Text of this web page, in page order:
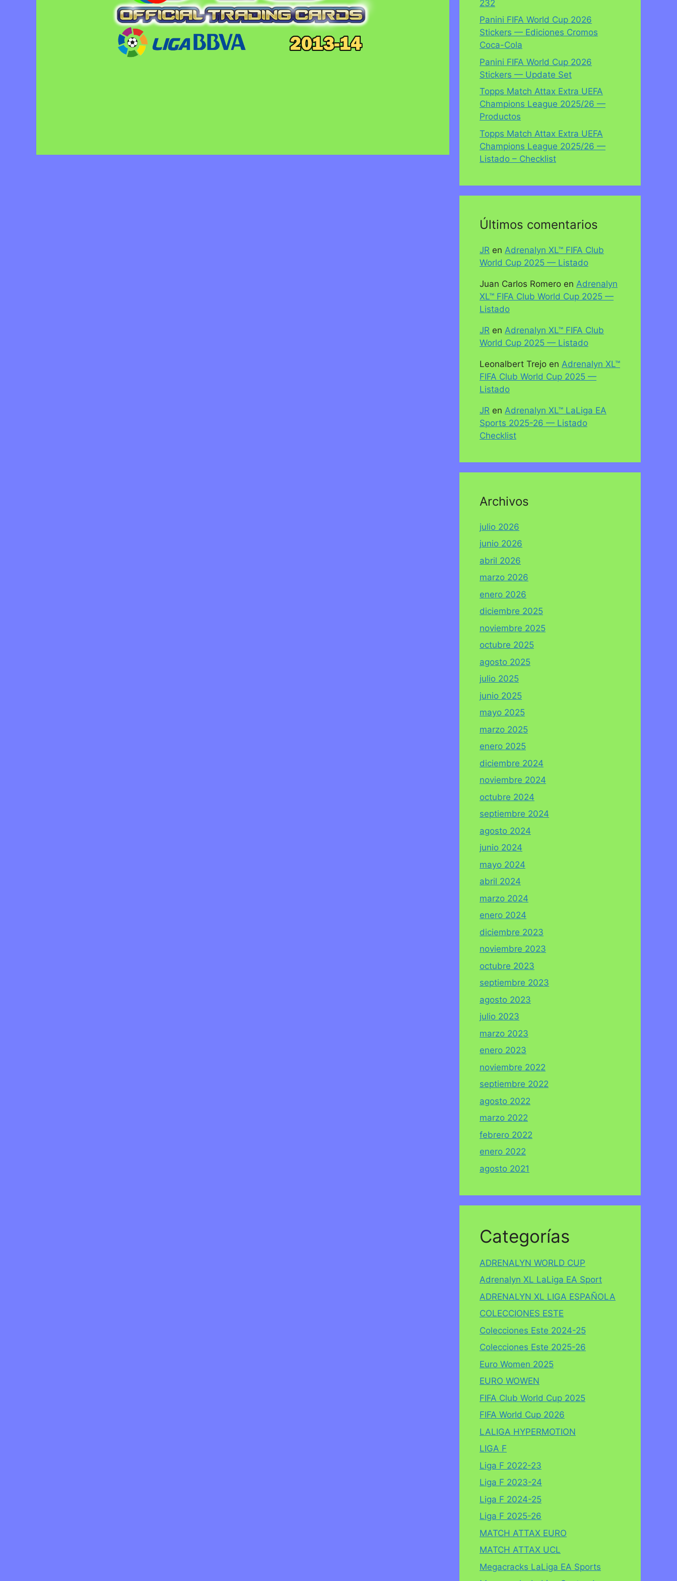
232
Panini FIFA World Cup 2026
Stickers — Ediciones Cromos
Coca-Cola
Panini FIFA World Cup 2026
Stickers — Update Set
Topps Match Attax Extra UEFA
Champions League 2025/26 —
Productos
Topps Match Attax Extra UEFA
Champions League 2025/26 —
Listado – Checklist
Últimos comentarios
JR en Adrenalyn XL™ FIFA Club
World Cup 2025 — Listado
Juan Carlos Romero en Adrenalyn
XL™ FIFA Club World Cup 2025 —
Listado
JR en Adrenalyn XL™ FIFA Club
World Cup 2025 — Listado
Leonalbert Trejo en Adrenalyn XL™
FIFA Club World Cup 2025 —
Listado
JR en Adrenalyn XL™ LaLiga EA
Sports 2025-26 — Listado
Checklist
Archivos
julio 2026
junio 2026
abril 2026
marzo 2026
enero 2026
diciembre 2025
noviembre 2025
octubre 2025
agosto 2025
julio 2025
junio 2025
mayo 2025
marzo 2025
enero 2025
diciembre 2024
noviembre 2024
octubre 2024
septiembre 2024
agosto 2024
junio 2024
mayo 2024
abril 2024
marzo 2024
enero 2024
diciembre 2023
noviembre 2023
octubre 2023
septiembre 2023
agosto 2023
julio 2023
marzo 2023
enero 2023
noviembre 2022
septiembre 2022
agosto 2022
marzo 2022
febrero 2022
enero 2022
agosto 2021
Categorías
ADRENALYN WORLD CUP
Adrenalyn XL LaLiga EA Sport
ADRENALYN XL LIGA ESPAÑOLA
COLECCIONES ESTE
Colecciones Este 2024-25
Colecciones Este 2025-26
Euro Women 2025
EURO WOWEN
FIFA Club World Cup 2025
FIFA World Cup 2026
LALIGA HYPERMOTION
LIGA F
Liga F 2022-23
Liga F 2023-24
Liga F 2024-25
Liga F 2025-26
MATCH ATTAX EURO
MATCH ATTAX UCL
Megacracks LaLiga EA Sports